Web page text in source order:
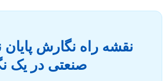
نقشه راه نگارش پایان
صنعتی در یک